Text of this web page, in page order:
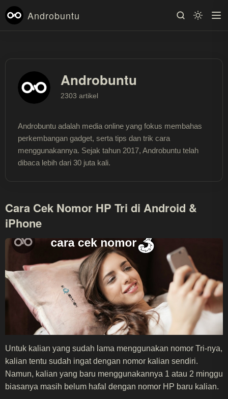
Androbuntu
Androbuntu
2303 artikel
Androbuntu adalah media online yang fokus membahas
perkembangan gadget, serta tips dan trik cara
menggunakannya. Sejak tahun 2017, Androbuntu telah
dibaca lebih dari 30 juta kali.
Cara Cek Nomor HP Tri di Android &
iPhone
Untuk kalian yang sudah lama menggunakan nomor Tri-nya,
kalian tentu sudah ingat dengan nomor kalian sendiri.
Namun, kalian yang baru menggunakannya 1 atau 2 minggu
biasanya masih belum hafal dengan nomor HP baru kalian.